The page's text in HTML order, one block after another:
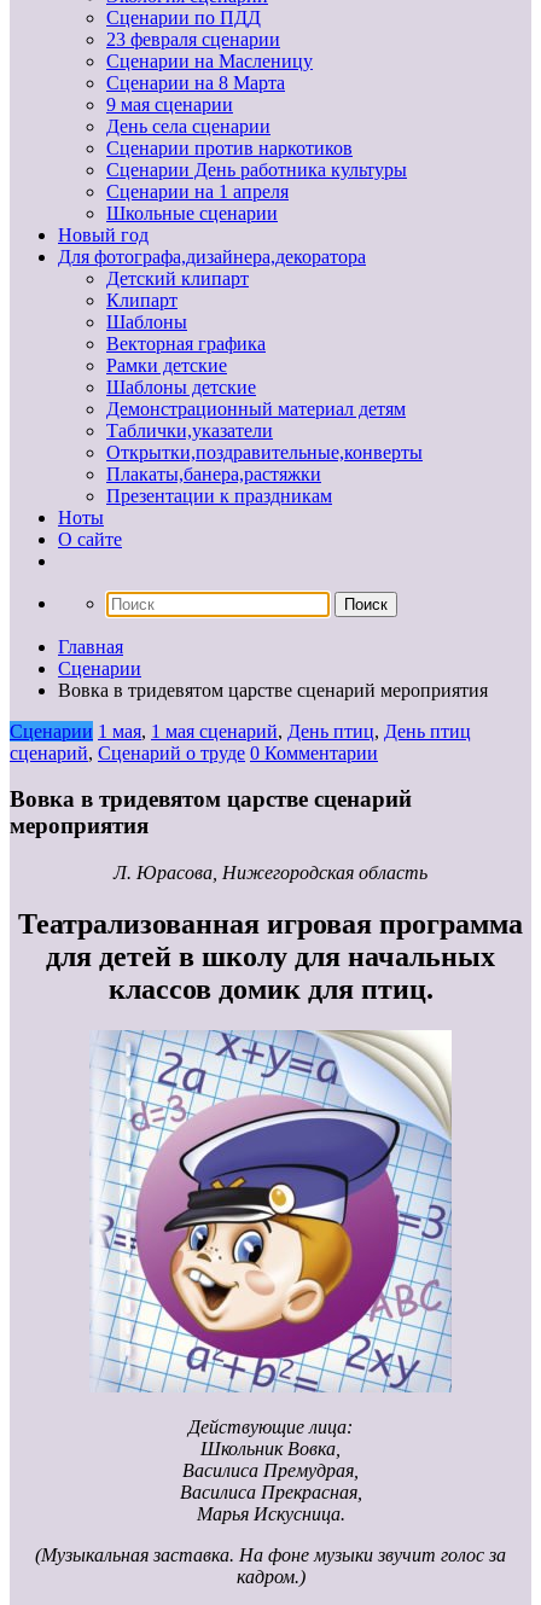
Сценарии по ПДД
23 февраля сценарии
Сценарии на Масленицу
Сценарии на 8 Марта
9 мая сценарии
День села сценарии
Сценарии против наркотиков
Сценарии День работника культуры
Сценарии на 1 апреля
Школьные сценарии
Новый год
Для фотографа,дизайнера,декоратора
Детский клипарт
Клипарт
Шаблоны
Векторная графика
Рамки детские
Шаблоны детские
Демонстрационный материал детям
Таблички,указатели
Открытки,поздравительные,конверты
Плакаты,банера,растяжки
Презентации к праздникам
Ноты
О сайте
Главная
Сценарии
Вовка в тридевятом царстве сценарий мероприятия
Сценарии 1 мая, 1 мая сценарий, День птиц, День птиц
сценарий, Сценарий о труде 0 Комментарии
Вовка в тридевятом царстве сценарий
мероприятия
Л. Юрасова, Нижегородская область
Театрализованная игровая программа
для детей в школу для начальных
классов домик для птиц.
Действующие лица:
Школьник Вовка,
Василиса Премудрая,
Василиса Прекрасная,
Марья Искусница.
(Музыкальная заставка. На фоне музыки звучит голос за
кадром.)